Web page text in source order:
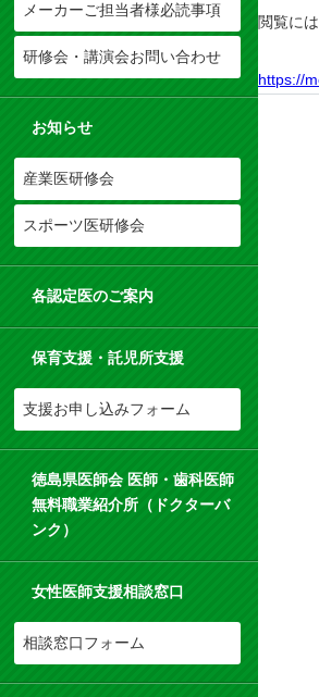
閲覧に
https://
メーカーご担当者様必読事項
研修会・講演会お問い合わせ
お知らせ
産業医研修会
スポーツ医研修会
各認定医のご案内
保育支援・託児所支援
支援お申し込みフォーム
徳島県医師会 医師・歯科医師
無料職業紹介所（ドクターバ
ンク）
女性医師支援相談窓口
相談窓口フォーム